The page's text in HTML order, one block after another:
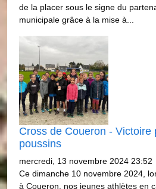
de la placer sous le signe du
municipale grâce à la mise à...
Cross de Coueron - Victoire
poussins
mercredi, 13 novembre 2024 23:52
Ce dimanche 10 novembre 2024,
à Coueron, nos jeunes athlètes en